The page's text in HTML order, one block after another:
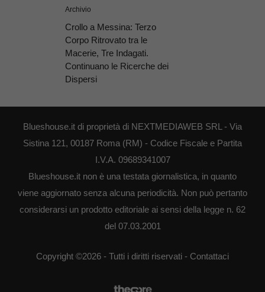
Archivio
Crollo a Messina: Terzo
Corpo Ritrovato tra le
Macerie, Tre Indagati.
Continuano le Ricerche dei
Dispersi
Blueshouse.it di proprietà di NEXTMEDIAWEB SRL - Via
Sistina 121, 00187 Roma (RM) - Codice Fiscale e Partita
I.V.A. 09689341007
Blueshouse.it non è una testata giornalistica, in quanto
viene aggiornato senza alcuna periodicità. Non può pertanto
considerarsi un prodotto editoriale ai sensi della legge n. 62
del 07.03.2001
Copyright ©2026 - Tutti i diritti riservati - Contattaci